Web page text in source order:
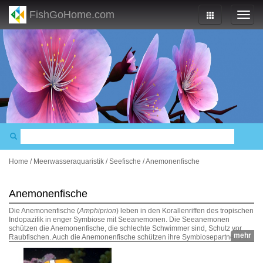
FishGoHome.com
Home / Meerwasseraquaristik /Seefische /Anemonenfische
Anemonenfische
Die Anemonenfische (Amphiprion) leben in den Korallenriffen des tropischen
Indopazifik in enger Symbiose mit Seeanemonen. Die Seeanemonen
schützen die Anemonenfische, die schlechte Schwimmer sind, Schutz vor
Raubfischen. Auch die Anemonenfische schützen ihre Symbiosepartner vor
Fressfeinden. Die Anemonenfische fressen Zooplankton, einige Arten auch
Algen. Alle Arten leben in den tropischen Bereichen des Indopazifik und dort,
mehr